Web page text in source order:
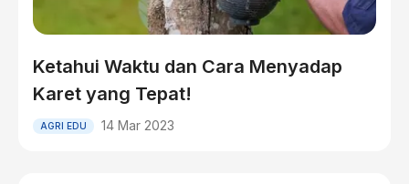
Ketahui Waktu dan Cara Menyadap
Karet yang Tepat!
AGRI EDU 14 Mar 2023